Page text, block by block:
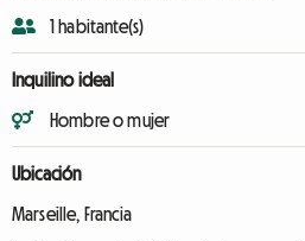
1 habitante(s)
Inquilino ideal
Hombre o mujer
Ubicación
Marseille, Francia